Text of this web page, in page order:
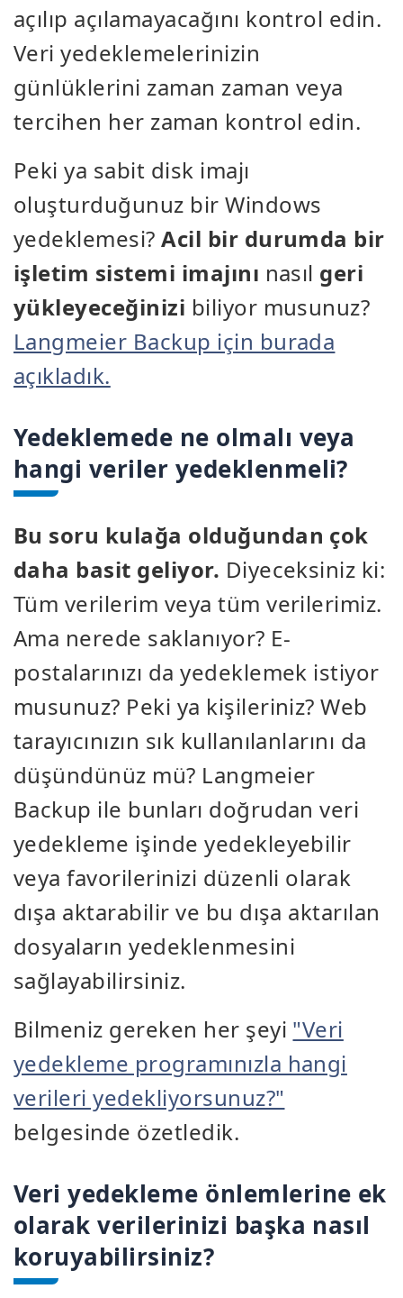
açılıp açılamayacağını kontrol edin.
Veri yedeklemelerinizin
günlüklerini zaman zaman veya
tercihen her zaman kontrol edin.
Peki ya sabit disk imajı
oluşturduğunuz bir Windows
yedeklemesi?Acil bir durumda bir
işletim sistemi imajını nasıl geri
yükleyeceğinizi biliyor musunuz?
Langmeier Backup için burada
açıkladık.
Yedeklemede ne olmalı veya
hangi veriler yedeklenmeli?
Bu soru kulağa olduğundan çok
daha basit geliyor. Diyeceksiniz ki:
Tüm verilerim veya tüm verilerimiz.
Ama nerede saklanıyor? E-
postalarınızı da yedeklemek istiyor
musunuz? Peki ya kişileriniz? Web
tarayıcınızın sık kullanılanlarını da
düşündünüz mü? Langmeier
Backup ile bunları doğrudan veri
yedekleme işinde yedekleyebilir
veya favorilerinizi düzenli olarak
dışa aktarabilir ve bu dışa aktarılan
dosyaların yedeklenmesini
sağlayabilirsiniz.
Bilmeniz gereken her şeyi "Veri
yedekleme programınızla hangi
verileri yedekliyorsunuz?"
belgesinde özetledik.
Veri yedekleme önlemlerine ek
olarak verilerinizi başka nasıl
koruyabilirsiniz?